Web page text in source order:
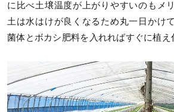
に比べ土壌温度が上がりやすいのもメ
土は水はけが良くなるため丸一日かけ
菌体とボカシ肥料を入れればすぐに植え